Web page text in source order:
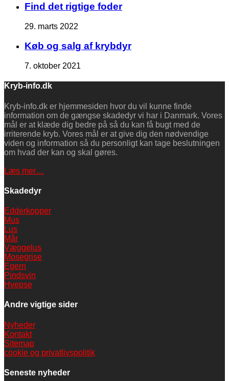
Find det rigtige foder
29. marts 2022
Køb og salg af krybdyr
7. oktober 2021
Kryb-info.dk
Kryb-info.dk er hjemmesiden hvor du vil kunne finde
information om de gængse skadedyr vi har i Danmark. Vores
mål er at klæde dig bedre på så du kan få bugt med de
irriterende kryb. Vores mål er at give dig den nødvendige
viden og information så du personligt kan tage beslutningen
om hvad der kan og skal gøres.
Læs mer…
Skadedyr
Edderkopper
Mus
Lus
Mår
Væggelus
Mosegrise
Egern
Pindsvin
Hvepse
Andre vigtige sider
Nyheder
Kontakt
Sitemap
cookie og privatlivspolitik
Seneste nyheder